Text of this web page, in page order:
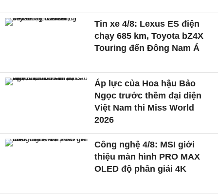
Tin xe 4/8: Lexus ES điện
chạy 685 km, Toyota bZ4X
Touring đến Đông Nam Á
Áp lực của Hoa hậu Bảo
Ngọc trước thềm đại diện
Việt Nam thi Miss World
2026
Công nghệ 4/8: MSI giới
thiệu màn hình PRO MAX
OLED độ phân giải 4K